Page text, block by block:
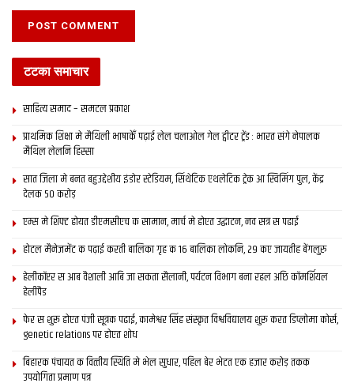
टटका समाचार
साहित्य समाद – समटल प्रकाश
प्राथमिक शि‍क्षा मे मैथि‍ली भाषाकेँ पढ़ाई लेल चलाओल गेल ट्वीटर ट्रेंड : भारत संगे नेपालक
मैथिल लेलनि हिस्सा
सात जिला मे बनत बहुउद्देशीय इंडोर स्‍टेडि‍यम, सिंथेटिक एथलेटिक ट्रेक आ स्विमिंग पुल, केंद्र
देलक 50 करोड़
एम्स मे शिफ्ट होयत डीएमसीएच क सामान, मार्च मे होएत उद्घाटन, नव सत्र स पढाई
होटल मैनेजमेंट क पढ़ाई करती बालिका गृह क 16 बालिका लोकनि, 29 कए जायतीह बेंगलुरु
हेलीकॉप्टर स आब वैशाली आबि जा सकता सैलानी, पर्यटन विभाग बना रहल अछि कॉमर्शियल
हेलीपैड
फेर स शुरू होएत पंजी सूत्रक पढाई, कामेश्वर सिंह संस्कृत विश्वविद्यालय शुरू करत डिप्लोमा कोर्स,
genetic relations पर होएत शोध
बिहारक पंचायत क वित्‍तीय स्थिति मे भेल सुधार, पहिल बेर भेटत एक हजार करोड़ तकक
उपयोगिता प्रमाण पत्र